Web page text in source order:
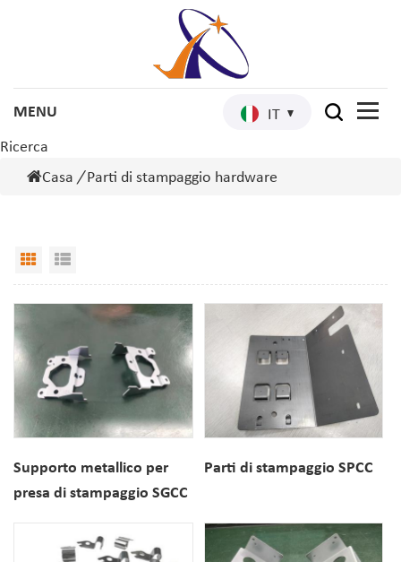
IT
Ricerca
Casa / Parti di stampaggio hardware
Grid View
Supporto metallico per
presa di stampaggio SGCC
Parti di stampaggio SPCC